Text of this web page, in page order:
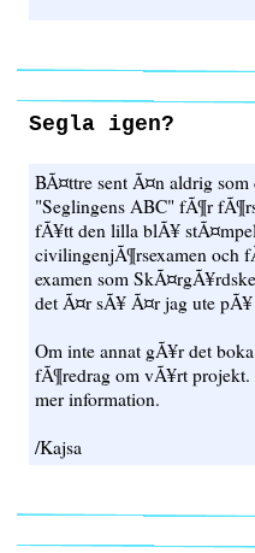
Segla igen?
BÃ¤ttre sent Ã¤n aldrig
"Seglingens ABC" fÃ¶r
fÃ¥tt den lilla blÃ¥
civilingenjÃ¶rsexamen och
examen som
det Ã¤r sÃ¥ Ã¤r jag ute
Om inte annat gÃ¥r det
fÃ¶redrag om vÃ¥rt
mer information.
/Kajsa